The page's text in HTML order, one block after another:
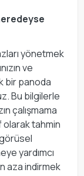
yönetmek
ve
bir panoda
Bu bilgilerle
çalışmama
tahmin
yardımcı
aza indirmek